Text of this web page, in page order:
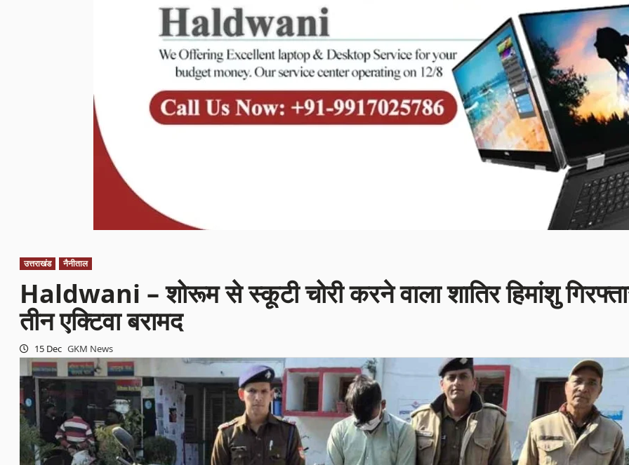
उत्तराखंड नैनीताल
Haldwani – शोरूम से स्कूटी चोरी करने वाला शातिर हिमांशु
तीन एक्टिवा बरामद
15 Dec GKM News